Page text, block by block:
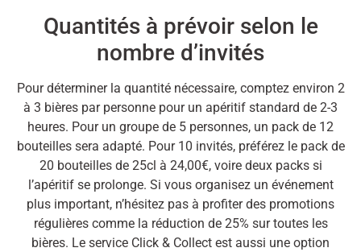
Quantités à prévoir selon le
nombre d’invités
Pour déterminer la quantité nécessaire, comptez environ 2
à 3 bières par personne pour un apéritif standard de 2-3
heures. Pour un groupe de 5 personnes, un pack de 12
bouteilles sera adapté. Pour 10 invités, préférez le pack de
20 bouteilles de 25cl à 24,00€, voire deux packs si
l’apéritif se prolonge. Si vous organisez un événement
plus important, n’hésitez pas à profiter des promotions
régulières comme la réduction de 25% sur toutes les
bières. Le service Click & Collect est aussi une option